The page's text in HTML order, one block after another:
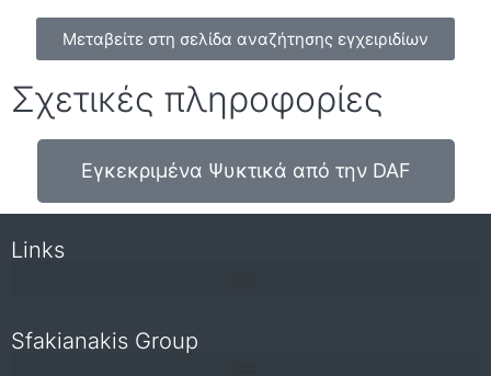
Μεταβείτε στη σελίδα αναζήτησης εγχειριδίων
Σχετικές πληροφορίες
Εγκεκριμένα Ψυκτικά από την DAF
Links
Sfakianakis Group